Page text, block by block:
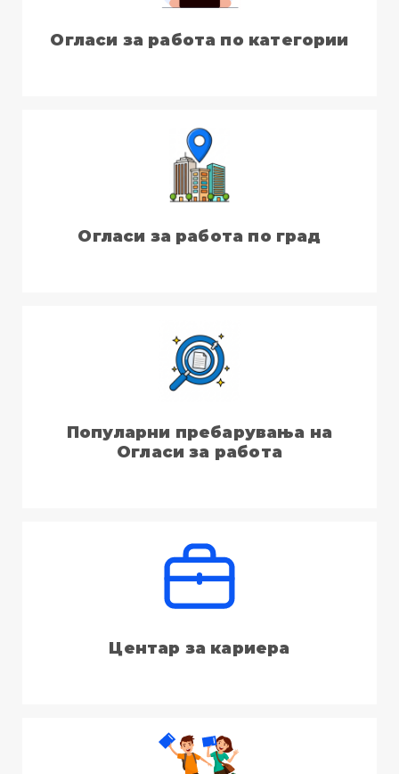
Огласи за работа по категории
Огласи за работа по град
Популарни пребарувања на
Огласи за работа
Центар за кариера